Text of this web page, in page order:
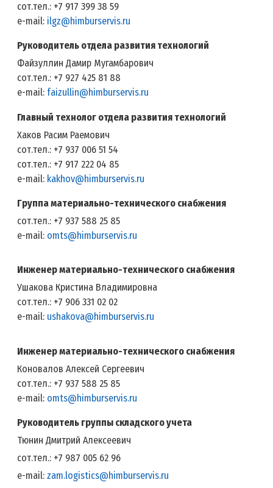
сот.тел.: +7 917 399 38 59
e-mail: ilgz@himburservis.ru
Руководитель отдела развития технологий
Файзуллин Дамир Мугамбарович
сот.тел.: +7 927 425 81 88
e-mail: faizullin@himburservis.ru
Главный технолог отдела развития технологий
Хаков Расим Раемович
сот.тел.: +7 937 006 51 54
сот.тел.: +7 917 222 04 85
e-mail: kakhov@himburservis.ru
Группа материально-технического снабжения
сот.тел.: +7 937 588 25 85
e-mail: omts@himburservis.ru
Инженер материально-технического снабжения
Ушакова Кристина Владимировна
сот.тел.: +7 906 331 02 02
e-mail: ushakova@himburservis.ru
Инженер материально-технического снабжения
Коновалов Алексей Сергеевич
сот.тел.: +7 937 588 25 85
e-mail: omts@himburservis.ru
Руководитель группы складского учета
Тюнин Дмитрий Алексеевич
сот.тел.: +7 987 005 62 96
e-mail:zam.logistics@himburservis.ru